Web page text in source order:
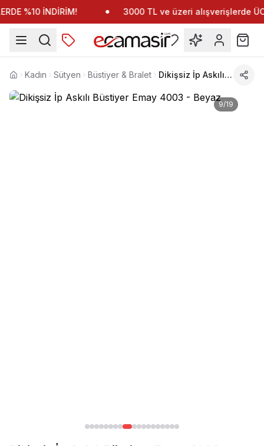
%10 İNDİRİM! 3000 TL ve üzeri alışverişlerde
Anasayfa
Kadın Sütyen Büstiyer & Bralet Dikişsiz İp Askılı Büstiyer Emay 4003
9/19